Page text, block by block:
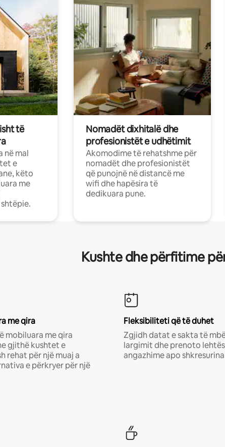
të
në mal
e
këto
me
Nomadët dixhitalë dhe
profesionistët e udhëtimit
Akomodime të rehatshme për
nomadët dhe profesionistët
që punojnë në distancë me
wifi dhe hapësira të
dedikuara pune.
Kushte dhe përfitime
me qira
me qira
gjithë kushtet e
rehat për një muaj a
e përkryer për një
Fleksibiliteti që të duhet
Zgjidh datat e sakta të
largimit dhe prenoto
angazhime apo